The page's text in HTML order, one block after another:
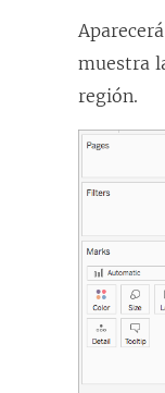
muestra
región.